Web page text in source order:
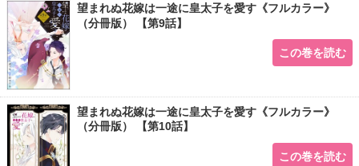
望まれぬ花嫁は一途に皇太子を愛す《フルカラー》
（分冊版） 【第9話】
この巻を読む
望まれぬ花嫁は一途に皇太子を愛す《フルカラー》
（分冊版） 【第10話】
この巻を読む